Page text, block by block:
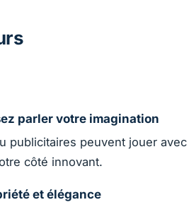
parler votre imagination
publicitaires peuvent jouer
côté innovant.
et élégance